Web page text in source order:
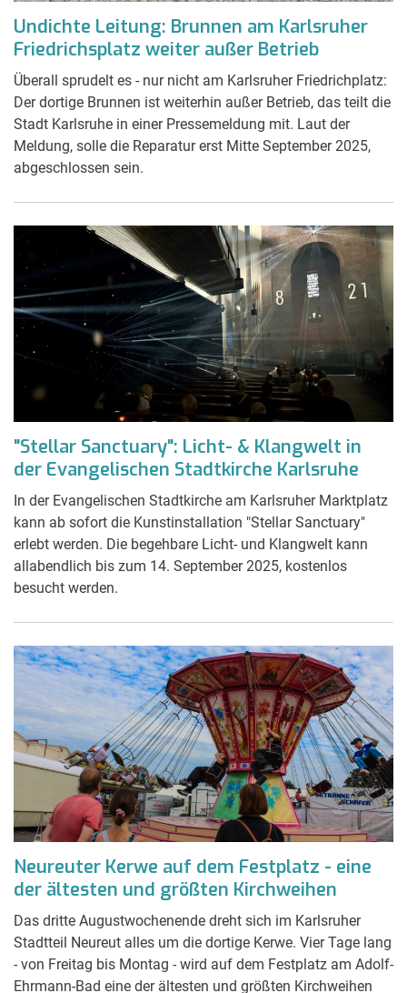
Undichte Leitung: Brunnen am Karlsruher
Friedrichsplatz weiter außer Betrieb
Überall sprudelt es - nur nicht am Karlsruher Friedrichplatz:
Der dortige Brunnen ist weiterhin außer Betrieb, das teilt die
Stadt Karlsruhe in einer Pressemeldung mit. Laut der
Meldung, solle die Reparatur erst Mitte September 2025,
abgeschlossen sein.
"Stellar Sanctuary": Licht- & Klangwelt in
der Evangelischen Stadtkirche Karlsruhe
In der Evangelischen Stadtkirche am Karlsruher Marktplatz
kann ab sofort die Kunstinstallation "Stellar Sanctuary"
erlebt werden. Die begehbare Licht- und Klangwelt kann
allabendlich bis zum 14. September 2025, kostenlos
besucht werden.
Neureuter Kerwe auf dem Festplatz - eine
der ältesten und größten Kirchweihen
Das dritte Augustwochenende dreht sich im Karlsruher
Stadtteil Neureut alles um die dortige Kerwe. Vier Tage lang
- von Freitag bis Montag - wird auf dem Festplatz am Adolf-
Ehrmann-Bad eine der ältesten und größten Kirchweihen